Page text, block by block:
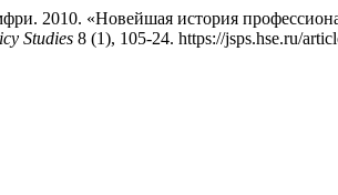
2010. «Новейшая история
Studies 8 (1), 105-24. https://jsps.hse.ru/